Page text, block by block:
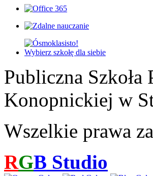
Publiczna
Konopnickiej w
Wszelkie prawa
RGB Studio